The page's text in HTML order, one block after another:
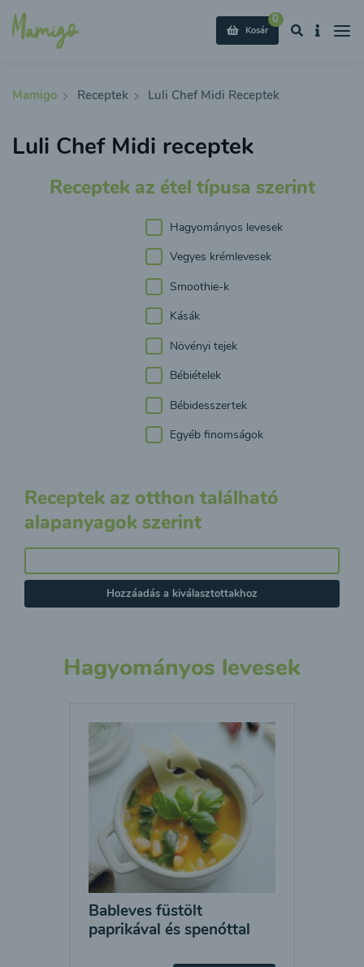
0
Kosár
Mamigo Receptek Luli Chef Midi Receptek
Luli Chef Midi receptek
Receptek az étel típusa szerint
Hagyományos levesek
Vegyes krémlevesek
Smoothie-k
Kásák
Növényi tejek
Bébiételek
Bébidesszertek
Egyéb finomságok
Receptek az otthon található
alapanyagok szerint
Hozzáadás a kiválasztottakhoz
Hagyományos levesek
Bableves füstölt
paprikával és spenóttal